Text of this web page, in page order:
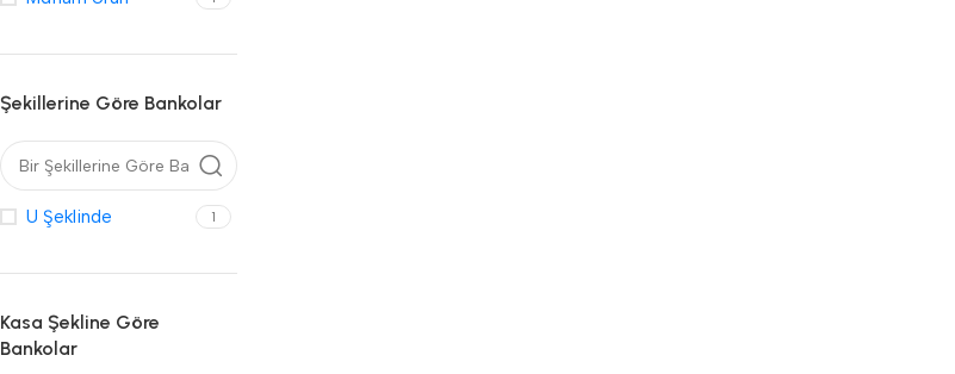
Şekillerine Göre Bankolar
U Şeklinde 1
Kasa Şekline Göre
Bankolar